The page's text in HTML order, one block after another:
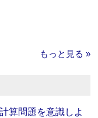
もっと見る »
算問題を意識しよ